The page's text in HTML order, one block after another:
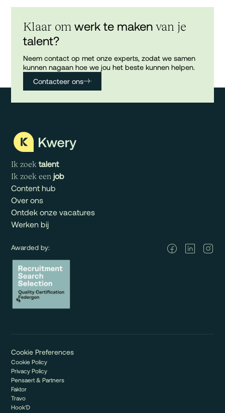
Klaar om werk te makenvan je
talent?
Neem contact op met onze experts, zodat we samen
kunnen nagaan hoe we jou het beste kunnen helpen.
Contacteer ons
Ik zoek talent
Ik zoek een job
Content hub
Over ons
Ontdek onze vacatures
Werken bij
Awarded by:
Cookie Preferences
Cookie Policy
Privacy Policy
Pensaert & Partners
Faktor
Travo
Hook'D